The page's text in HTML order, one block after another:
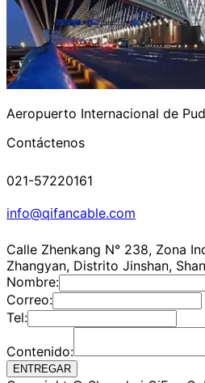
Aeropuerto Internacional de
Contáctenos
021-57220161
info@qifancable.com
Calle Zhenkang N° 238, Zona
Zhangyan, Distrito Jinshan,
Nombre:
Correo:
Tel:
Contenido:
ENTREGAR